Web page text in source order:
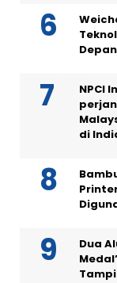
NPCI
di
Dua